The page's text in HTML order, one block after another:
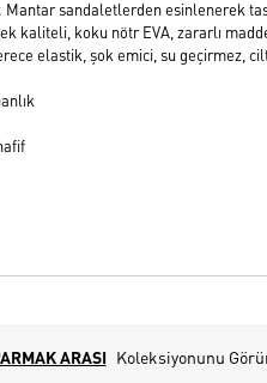
Mantar sandaletlerden esinlenerek
kaliteli, koku nötr EVA, zararlı
elastik, şok emici, su geçirmez,
ARASI Koleksiyonunu